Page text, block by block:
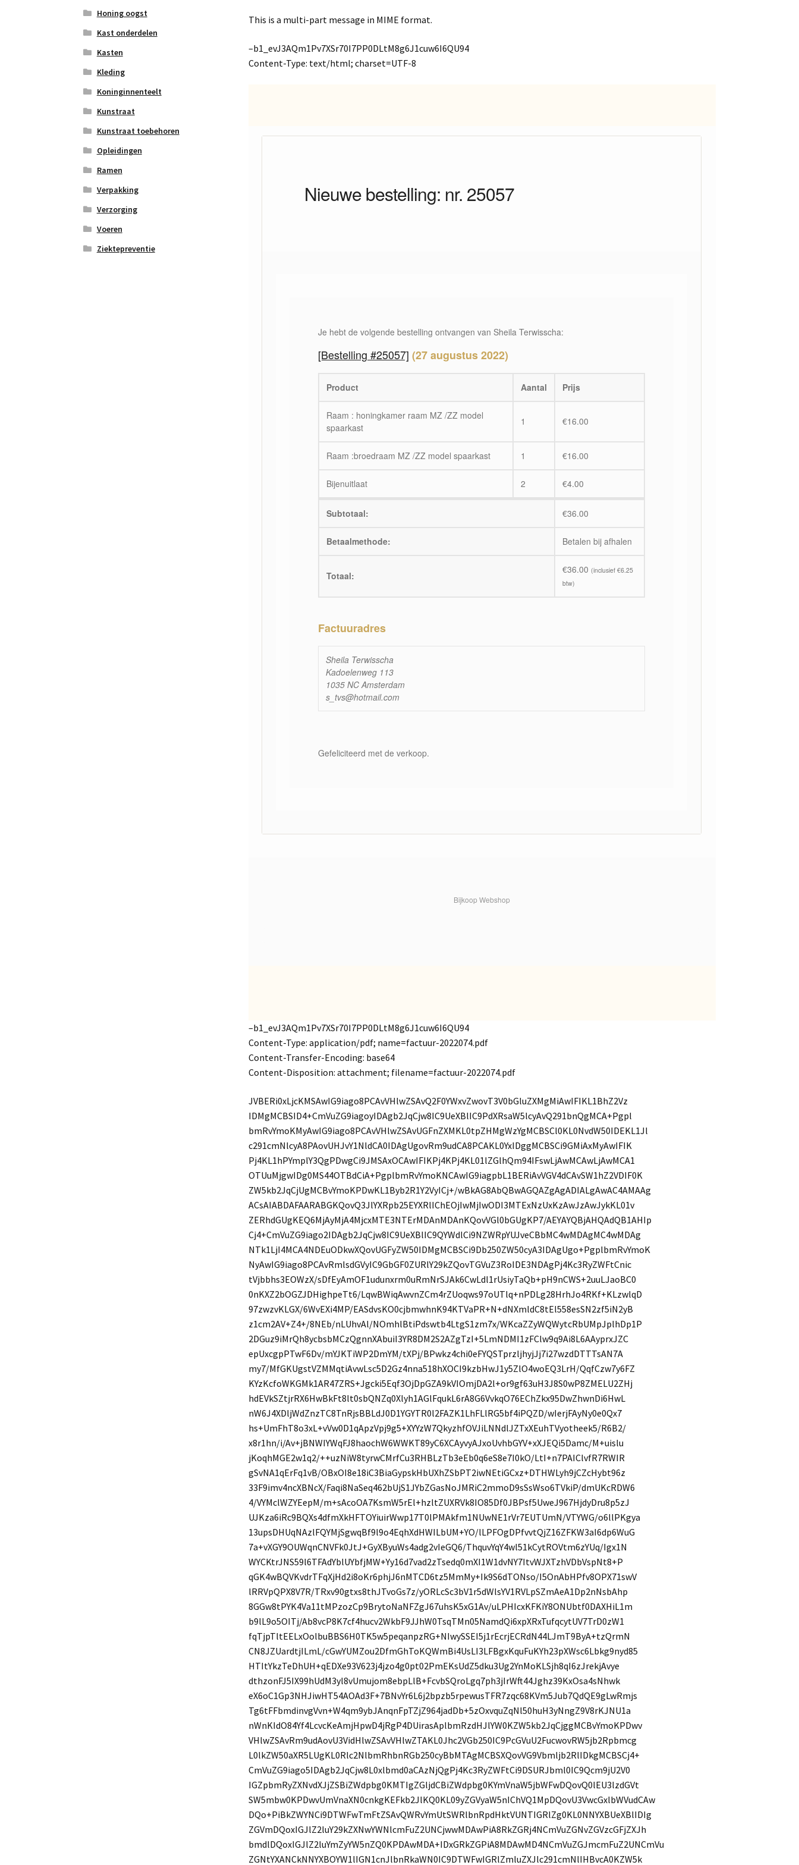
This is a multi-part message in MIME format.
–b1_evJ3AQm1Pv7XSr70I7PP0DLtM8g6J1cuw6I6QU94
Content-Type: text/html; charset=UTF-8
Nieuwe bestelling: nr. 25057
Je hebt de volgende bestelling ontvangen van Sheila Terwisscha:
[Bestelling #25057] (27 augustus 2022)
Product Aantal Prijs
Raam : honingkamer raam MZ /ZZ model
spaarkast
1 €16.00
Raam :broedraam MZ /ZZ model spaarkast 1 €16.00
Bijenuitlaat 2 €4.00
Subtotaal: €36.00
Betaalmethode: Betalen bij afhalen
Totaal:
€36.00 (inclusief €6.25
btw)
Factuuradres
Sheila Terwisscha
Kadoelenweg 113
1035 NC Amsterdam
s_tvs@hotmail.com
Gefeliciteerd met de verkoop.
Bijkoop Webshop
–b1_evJ3AQm1Pv7XSr70I7PP0DLtM8g6J1cuw6I6QU94
Content-Type: application/pdf; name=factuur-2022074.pdf
Content-Transfer-Encoding: base64
Content-Disposition: attachment; filename=factuur-2022074.pdf
JVBERi0xLjcKMSAwIG9iago8PCAvVHlwZSAvQ2F0YWxvZwovT3V0bGluZXMgMiAwIFIKL1BhZ2Vz
IDMgMCBSID4+CmVuZG9iagoyIDAgb2JqCjw8IC9UeXBlIC9PdXRsaW5lcyAvQ291bnQgMCA+Pgpl
bmRvYmoKMyAwIG9iago8PCAvVHlwZSAvUGFnZXMKL0tpZHMgWzYgMCBSCl0KL0NvdW50IDEKL1Jl
c291cmNlcyA8PAovUHJvY1NldCA0IDAgUgovRm9udCA8PCAKL0YxIDggMCBSCi9GMiAxMyAwIFIK
Pj4KL1hPYmplY3QgPDwgCi9JMSAxOCAwIFIKPj4KPj4KL01lZGlhQm94IFswLjAwMCAwLjAwMCA1
OTUuMjgwIDg0MS44OTBdCiA+PgplbmRvYmoKNCAwIG9iagpbL1BERiAvVGV4dCAvSW1hZ2VDIF0K
ZW5kb2JqCjUgMCBvYmoKPDwKL1Byb2R1Y2VyICj+/wBkAG8AbQBwAGQAZgAgADIALgAwAC4AMAAg
ACsAIABDAFAARABGKQovQ3JlYXRpb25EYXRlIChEOjIwMjIwODI3MTExNzUxKzAwJzAwJykKL01v
ZERhdGUgKEQ6MjAyMjA4MjcxMTE3NTErMDAnMDAnKQovVGl0bGUgKP7/AEYAYQBjAHQAdQB1AHIp
Cj4+CmVuZG9iago2IDAgb2JqCjw8IC9UeXBlIC9QYWdlCi9NZWRpYUJveCBbMC4wMDAgMC4wMDAg
NTk1LjI4MCA4NDEuODkwXQovUGFyZW50IDMgMCBSCi9Db250ZW50cyA3IDAgUgo+PgplbmRvYmoK
NyAwIG9iago8PCAvRmlsdGVyIC9GbGF0ZURlY29kZQovTGVuZ3RoIDE3NDAgPj4Kc3RyZWFtCnic
tVjbbhs3EOWzX/sDfEyAmOF1udunxrm0uRmNrSJAk6CwLdl1rUsiyTaQb+pH9nCWS+2uuLJaoBC0
0nKXZ2bOGZJDHighpeTt6/LqwBWiqAwvnZCm4rZUoqws97oUTlq+nPDLg28HrhJo4RKf+KLzwlqD
97zwzvKLGX/6WvEXi4MP/EASdvsKO0cjbmwhnK94KTVaPR+N+dNXmldC8tEl558esSN2zf5iN2yB
z1cm2AV+Z4+/8NEb/nLUhvAl/NOmhlBtiPdswtb4LtgS1zm7x/WKcaZZyWQWytcRbUMpJplhDp1P
2DGuz9iMrQh8ycbsbMCzQgnnXAbuiI3YR8DM2S2AZgTzI+5LmNDMI1zFClw9q9Ai8L6AAyprxJZC
epUxcgpPTwF6Dv/mYJKTiWP2DmYM/tXPj/BPwkz4chi0eFYQSTprzljhyjJj7i27wzdDTTTsAN7A
my7/MfGKUgstVZMMqtiAvwLsc5D2Gz4nna518hXOCI9kzbHwJ1y5ZlO4woEQ3LrH/QqfCzw7y6FZ
KYzKcfoWKGMk1AR47ZRS+Jgcki5Eqf3OjDpGZA9kVIOmjDA2l+or9gf63uH3J8S0wP8ZMELU2ZHj
hdEVkSZtjrRX6HwBkFt8lt0sbQNZq0Xlyh1AGlFqukL6rA8G6VvkqO76EChZkx95DwZhwnDi6HwL
nW6J4XDljWdZnzTC8TnRjsBBLdJ0D1YGYTR0l2FAZK1LhFLlRG5bf4iPQZD/wIerjFAyNy0e0Qx7
hs+UmFhT8o3xL+vVw0D1qApzVpj9g5+XYYzW7QkyzhfOVJiLNNdlJZTxXEuhTVyotheek5/R6B2/
x8r1hn/i/Av+jBNWIYWqFJ8haochW6WWKT89yC6XCAyvyAJxoUvhbGYV+xXJEQi5Damc/M+uislu
jKoqhMGE2w1q2/++uzNiW8tyrwCMrfCu3RHBLzTb3eEb0q6eS8e7I0kO/LtI+n7PAIClvfR7RWIR
gSvNA1qErFq1vB/OBxOI8e18iC3BiaGypskHbUXhZSbPT2iwNEtiGCxz+DTHWLyh9jCZcHybt96z
33F9imv4ncXBNcX/Faqi8NaSeq462bUjS1JYbZGasNoJMRiC2mmoD9sSsWso6TVkiP/dmUKcRDW6
4/VYMclWZYEepM/m+sAcoOA7KsmW5rEl+hzltZUXRVk8IO85Df0JBPsf5UweJ967HjdyDru8p5zJ
UJKza6iRc9BQXs4dfmXkHFTOYiuirWwp17T0lPMAkfm1NUwNE1rVr7EUTUmN/VTYWG/o6llPKgya
13upsDHUqNAzlFQYMjSgwqBf9l9o4EqhXdHWILbUM+YO/lLPFOgDPfvvtQjZ16ZFKW3aI6dp6WuG
7a+vXGY9OUWqnCNVFk0JtJ+GyXByuWs4adg2vIeGQ6/ThquvYqY4wl51kCytROVtm6zYUq/Igx1N
WYCKtrJNS59l6TFAdYblUYbfjMW+Yy16d7vad2zTsedq0mXI1W1dvNY7ItvWJXTzhVDbVspNt8+P
qGK4wBQVKvdrTFqXjHd2i8oKr6phjJ6nMTCD6tz5MmMy+Ik9S6dTONso/I5OnAbHPfv8OPX71swV
lRRVpQPX8V7R/TRxv90gtxs8thJTvoGs7z/yORLcSc3bV1r5dWlsYV1RVLpSZmAeA1Dp2nNsbAhp
8GGw8tPYK4Va11tMPzozCp9BrytoNaNFZgJ67uhsK5xG1Av/uLPHIcxKFKiY8ONUbtf0DAXHiL1m
b9lL9o5OITj/Ab8vcP8K7cf4hucv2WkbF9JJhW0TsqTMn05NamdQi6xpXRxTufqcytUV7TrD0zW1
fqTjpTltEELxOolbuBBS6H0TK5w5peqanpzRG+NIwySSEI5j1rEcrjECRdN44LJmT9ByA+tzQrmN
CN8JZUardtjILmL/cGwYUMZou2DfmGhToKQWmBi4UsLI3LFBgxKquFuKYh23pXWsc6Lbkg9nyd85
HTItYkzTeDhUH+qEDXe93V623j4jzo4g0pt02PmEKsUdZ5dku3Ug2YnMoKLSjh8qI6zJrekjAvye
dthzonFJ5IX99hUdM3yl8vUmujom8ebpLlB+FcvbSQroLgq7ph3jIrWft44Jghz39KxOsa4sNhwk
eX6oC1Gp3NHJiwHT54AOAd3F+7BNvYr6L6j2bpzb5rpewusTFR7zqc68KVm5Jub7QdQE9gLwRmjs
Tg6tFFbmdinvgVvn+W4qm9ybJAnqnFpTZjZ964jadDb+5zOxvquZqNl50huH3yNngZ9V8rKJNU1a
nWnKIdO84Yf4LcvcKeAmjHpwD4jRgP4DUirasAplbmRzdHJlYW0KZW5kb2JqCjggMCBvYmoKPDwv
VHlwZSAvRm9udAovU3VidHlwZSAvVHlwZTAKL0Jhc2VGb250IC9PcGVuU2FucwovRW5jb2Rpbmcg
L0lkZW50aXR5LUgKL0Rlc2NlbmRhbnRGb250cyBbMTAgMCBSXQovVG9Vbmljb2RlIDkgMCBSCj4+
CmVuZG9iago5IDAgb2JqCjw8L0xlbmd0aCAzNjQgPj4Kc3RyZWFtCi9DSURJbml0IC9Qcm9jU2V0
IGZpbmRyZXNvdXJjZSBiZWdpbg0KMTIgZGljdCBiZWdpbg0KYmVnaW5jbWFwDQovQ0lEU3lzdGVt
SW5mbw0KPDwvUmVnaXN0cnkgKEFkb2JlKQ0KL09yZGVyaW5nIChVQ1MpDQovU3VwcGxlbWVudCAw
DQo+PiBkZWYNCi9DTWFwTmFtZSAvQWRvYmUtSWRlbnRpdHktVUNTIGRlZg0KL0NNYXBUeXBlIDIg
ZGVmDQoxIGJlZ2luY29kZXNwYWNlcmFuZ2UNCjwwMDAwPiA8RkZGRj4NCmVuZGNvZGVzcGFjZXJh
bmdlDQoxIGJlZ2luYmZyYW5nZQ0KPDAwMDA+IDxGRkZGPiA8MDAwMD4NCmVuZGJmcmFuZ2UNCmVu
ZGNtYXANCkNNYXBOYW1lIGN1cnJlbnRkaWN0IC9DTWFwIGRlZmluZXJlc291cmNlIHBvcA0KZW5k
Honing oogst
Kast onderdelen
Kasten
Kleding
Koninginnenteelt
Kunstraat
Kunstraat toebehoren
Opleidingen
Ramen
Verpakking
Verzorging
Voeren
Ziektepreventie